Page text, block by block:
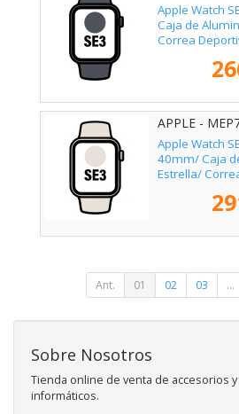
Apple Watch
Caja de
Correa
APPLE -
Apple Watch
40mm/ Caja
Estrella/
Ant. 01 02 03 ...
Sobre Nosotros
Tienda online de venta de accesorios
informáticos.